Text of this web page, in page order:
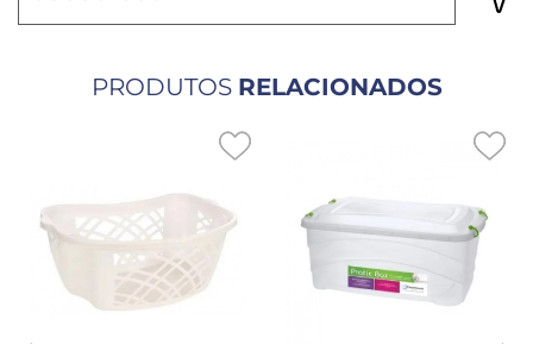
PRODUTOS RELACIONADOS